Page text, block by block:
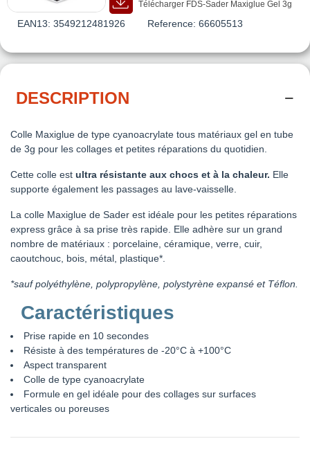
Télécharger FDS-Sader Maxiglue Gel 3g
EAN13: 3549212481926 Reference: 66605513
DESCRIPTION
Colle Maxiglue de type cyanoacrylate tous matériaux gel en tube
de 3g pour les collages et petites réparations du quotidien.
Cette colle est ultra résistante aux chocs et à la chaleur. Elle
supporte également les passages au lave-vaisselle.
La colle Maxiglue de Sader est idéale pour les petites réparations
express grâce à sa prise très rapide. Elle adhère sur un grand
nombre de matériaux : porcelaine, céramique, verre, cuir,
caoutchouc, bois, métal, plastique*.
*sauf polyéthylène, polypropylène, polystyrène expansé et Téflon.
Caractéristiques
Prise rapide en 10 secondes
Résiste à des températures de -20°C à +100°C
Aspect transparent
Colle de type cyanoacrylate
Formule en gel idéale pour des collages sur surfaces
verticales ou poreuses